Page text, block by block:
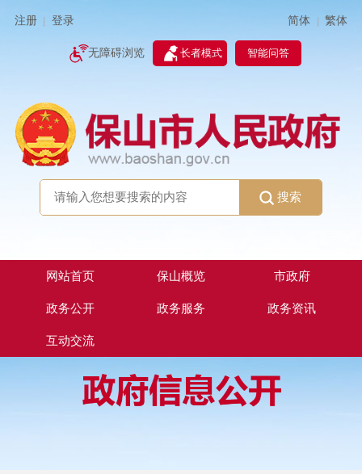
注册 登录 简体 | 繁体
无障碍浏览 长者模式 智能问答
搜索
网站首页 保山概览 市政府
政务公开 政务服务 政务资讯
互动交流